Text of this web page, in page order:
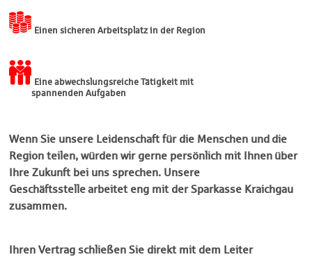
Einen sicheren Arbeitsplatz in der Region
Eine abwechslungsreiche Tätigkeit mit
spannenden Aufgaben
Wenn Sie unsere Leidenschaft für die Menschen und die
Region teilen, würden wir gerne persönlich mit Ihnen über
Ihre Zukunft bei uns sprechen. Unsere
Geschäftsstelle arbeitet eng mit der Sparkasse Kraichgau
zusammen.
Ihren Vertrag schließen Sie direkt mit dem Leiter